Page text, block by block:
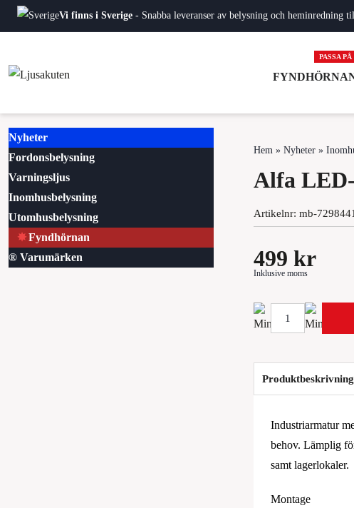
Vi finns i Sverige - Snabba leveranser av belysning och heminredning
Nyheter
Fordonsbelysning
Varningsljus
Inomhusbelysning
Utomhusbelysning
Fyndhörnan
® Varumärken
Hem» Nyheter»
Alfa
Artikelnr: mb-7298441
499 kr
Inklusive moms
Alfa
R
4000K,
IP65
mängd
Produktbeskrivning
Industriarmatur
behov. Lämplig
samt lagerlokaler.
Montage